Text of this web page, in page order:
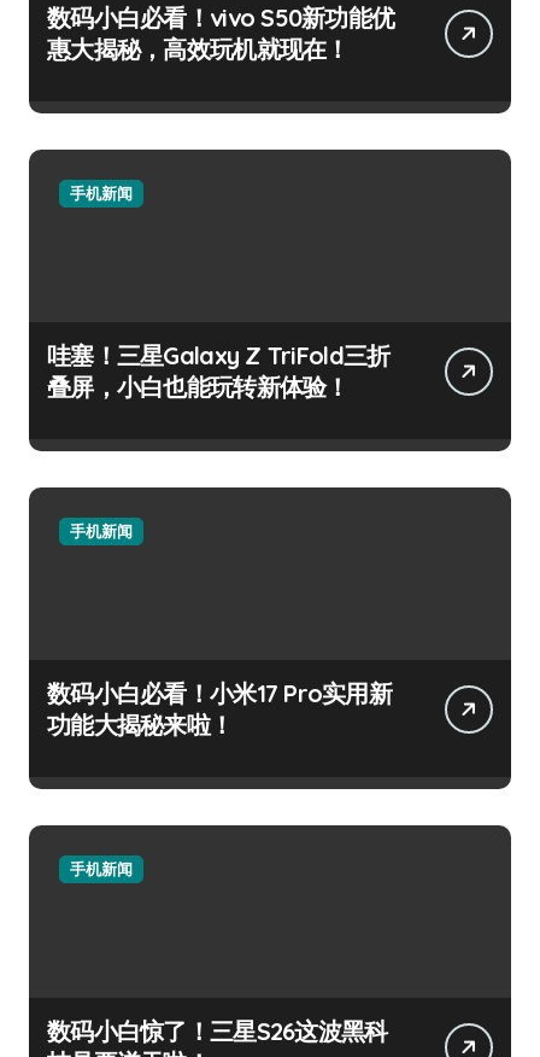
数码小白必看！vivo S50新功能优
惠大揭秘，高效玩机就现在！
手机新闻
哇塞！三星Galaxy Z TriFold三折
叠屏，小白也能玩转新体验！
手机新闻
数码小白必看！小米17 Pro实用新
功能大揭秘来啦！
手机新闻
数码小白惊了！三星S26这波黑科